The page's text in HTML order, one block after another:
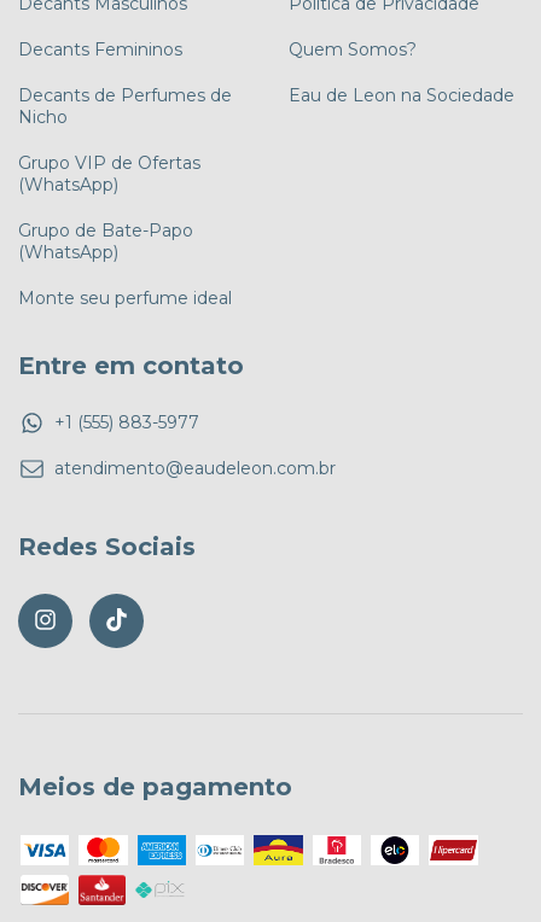
Decants Femininos
Decants de Perfumes de
Nicho
Grupo VIP de Ofertas
(WhatsApp)
Grupo de Bate-Papo
(WhatsApp)
Monte seu perfume ideal
Quem Somos?
Eau de Leon na Sociedade
Entre em contato
+1 (555) 883-5977
atendimento@eaudeleon.com.br
Redes Sociais
Meios de pagamento